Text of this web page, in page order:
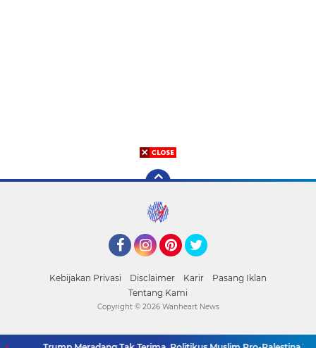
Kebijakan Privasi Disclaimer Karir
Pasang Iklan
Tentang Kami
Copyright © 2026 Wanheart News